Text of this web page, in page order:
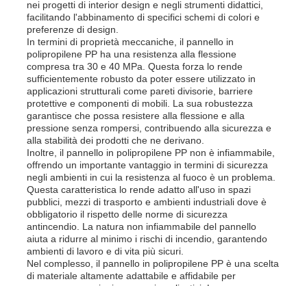
nei progetti di interior design e negli strumenti didattici,
facilitando l'abbinamento di specifici schemi di colori e
preferenze di design.
In termini di proprietà meccaniche, il pannello in
polipropilene PP ha una resistenza alla flessione
compresa tra 30 e 40 MPa. Questa forza lo rende
sufficientemente robusto da poter essere utilizzato in
applicazioni strutturali come pareti divisorie, barriere
protettive e componenti di mobili. La sua robustezza
garantisce che possa resistere alla flessione e alla
pressione senza rompersi, contribuendo alla sicurezza e
alla stabilità dei prodotti che ne derivano.
Inoltre, il pannello in polipropilene PP non è infiammabile,
offrendo un importante vantaggio in termini di sicurezza
negli ambienti in cui la resistenza al fuoco è un problema.
Questa caratteristica lo rende adatto all'uso in spazi
pubblici, mezzi di trasporto e ambienti industriali dove è
obbligatorio il rispetto delle norme di sicurezza
antincendio. La natura non infiammabile del pannello
aiuta a ridurre al minimo i rischi di incendio, garantendo
ambienti di lavoro e di vita più sicuri.
Nel complesso, il pannello in polipropilene PP è una scelta
di materiale altamente adattabile e affidabile per